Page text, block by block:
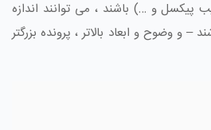
پیکسل و …) باشند ، می توانند اندازه
– و وضوح و ابعاد بالاتر ، پرونده بزرگتر